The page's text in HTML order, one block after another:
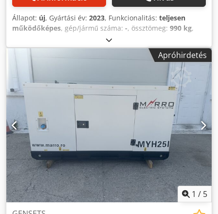
Állapot: új, Gyártási év: 2023, Funkcionalitás: teljesen
működőképes, gép/jármű száma: -, össztömeg: 990 kg,
, tartálykapacitás:
világosszürke, kimeneti áram:43 A, kimeneti feszültség:
400 V
, kimeneti frekvencia:
, kimeneti áram típusa:
háromfázisú
32 kW (43,51 LE)
névleges (látszólagos) teljesítmény:
, folyamatos
teljesítmény:
29 kW (39,43 LE)
, folyamatos (látszólagos)
teljesítmény:
30 kVA, teljes hossz: 2 270 mm, teljes
szélesség:
, teljes magasság:1 200 mm,
fordulatszám (max.):1 500 ford/min
, motor gyártó:
CUMMINS, hűtés típusa:
, generátor 33 kVA, 400 VAC
Dwedpfx Akewyvfijxoa
Apróhirdetés
1 / 5